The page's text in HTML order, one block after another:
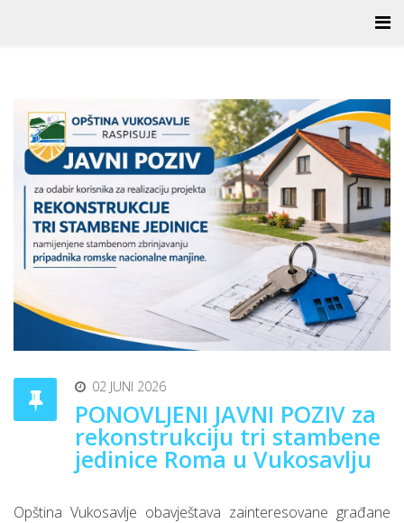
02 JUNI 2026
PONOVLJENI JAVNI POZIV za
rekonstrukciju tri stambene
jedinice Roma u Vukosavlju
Opština Vukosavlje obavještava zainteresovane građane